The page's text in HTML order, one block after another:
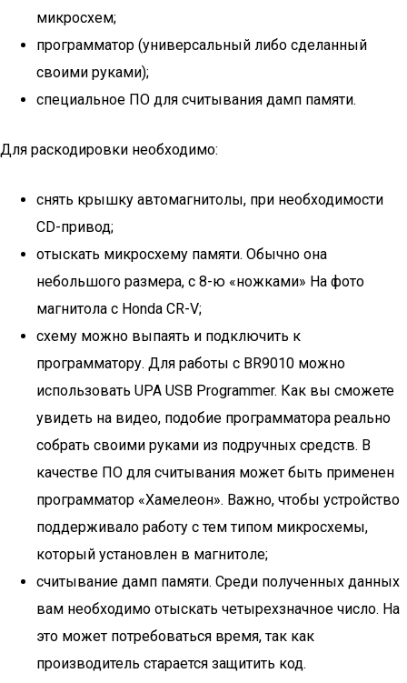
микросхем;
программатор (универсальный либо сделанный
своими руками);
специальное ПО для считывания дамп памяти.
Для раскодировки необходимо:
снять крышку автомагнитолы, при необходимости
СD-привод;
отыскать микросхему памяти. Обычно она
небольшого размера, с 8-ю «ножками» На фото
магнитола с Honda CR-V;
схему можно выпаять и подключить к
программатору. Для работы с BR9010 можно
использовать UPA USB Programmer. Как вы сможете
увидеть на видео, подобие программатора реально
собрать своими руками из подручных средств. В
качестве ПО для считывания может быть применен
программатор «Хамелеон». Важно, чтобы устройство
поддерживало работу с тем типом микросхемы,
который установлен в магнитоле;
считывание дамп памяти. Среди полученных данных
вам необходимо отыскать четырехзначное число. На
это может потребоваться время, так как
производитель старается защитить код.